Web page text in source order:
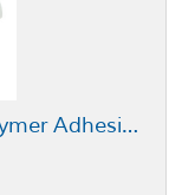
Bostik 70-03A Silyl Modified Polymer Adhesive Sealant Gray 13.5 oz Sausage